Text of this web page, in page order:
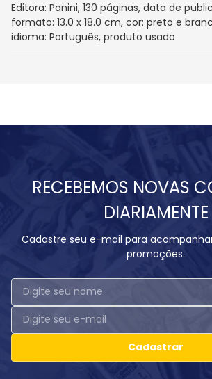
Editora: Panini, 130 páginas, data de
formato: 13.0 x 18.0 cm, cor: preto e
idioma: Português, produto usado
RECEBEMOS NOVAS
DIARIAMENTE
Cadastre seu e-mail para
promoções.
Cadastrar